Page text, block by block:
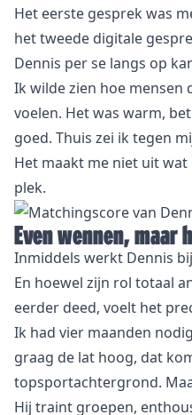
Het eerste gesprek was
het tweede digitale
Dennis per se langs op
Ik wilde zien hoe mensen
voelen. Het was warm,
goed. Thuis zei ik tegen
Het maakt me niet uit
plek.
Even wennen, maar
Inmiddels werkt Dennis
En hoewel zijn rol totaal
eerder deed, voelt het
Ik had vier maanden
graag de lat hoog, dat
topsportachtergrond.
Hij traint groepen,